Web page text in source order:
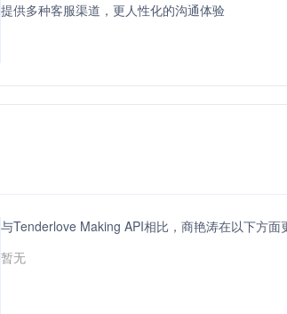
提供多种客服渠道，更人性化的沟通体验
与Tenderlove Making API相比，商艳涛在以下方面
暂无